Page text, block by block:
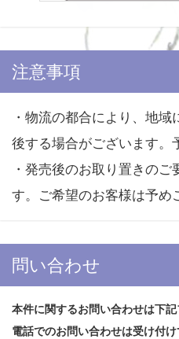
注意事項
・物流の都合により、地
後する場合がございます。
・発売後のお取り置きのご
す。ご希望のお客様は予め
問い合わせ
本件に関するお問い合わせは下記
電話でのお問い合わせは受け付け